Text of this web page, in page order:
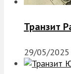
Транзит
29/05/2025